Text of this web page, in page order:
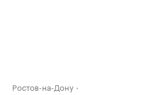
Ростов-на-Дону